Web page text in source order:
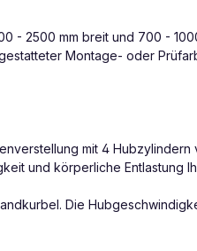
- 2500 mm breit und 700 -
Montage- oder
mit 4
und körperliche Entlastung
Die